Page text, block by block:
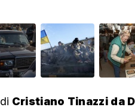
di Cristiano Tinazzi da